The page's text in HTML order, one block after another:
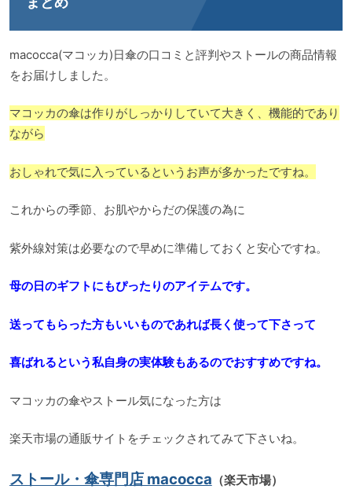
macocca(マコッカ)日傘の口コミと評判やストールの商品情報
をお届けしました。
マコッカの傘は作りがしっかりしていて大きく、機能的であり
ながら
おしゃれで気に入っているというお声が多かったですね。
これからの季節、お肌やからだの保護の為に
紫外線対策は必要なので早めに準備しておくと安心ですね。
母の日のギフトにもぴったりのアイテムです。
送ってもらった方もいいものであれば長く使って下さって
喜ばれるという私自身の実体験もあるのでおすすめですね。
マコッカの傘やストール気になった方は
楽天市場の通販サイトをチェックされてみて下さいね。
ストール・傘専門店 macocca （楽天市場）